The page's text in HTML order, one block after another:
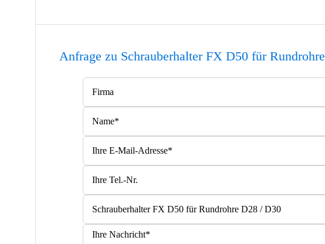
Anfrage zu Schrauberhalter FX D50 für